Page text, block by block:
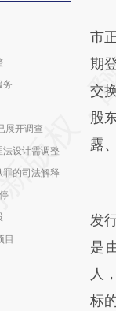
务
展开调查
法设计需调整
的司法解释
目
请
成
新
市
期
交
股
露
发
是
人
标